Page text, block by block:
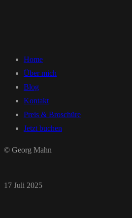
Home
Über mich
Blog
Kontakt
Preis & Broschüre
Jetzt buchen
© Georg Mahn
17 Juli 2025